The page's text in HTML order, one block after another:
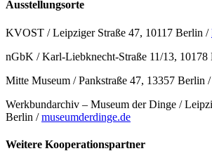
Ausstellungsorte
KVOST / Leipziger Straße 47, 10117 Berlin /
nGbK / Karl-Liebknecht-Straße 11/13, 10178
Mitte Museum / Pankstraße 47, 13357 Berlin /
Werkbundarchiv – Museum der Dinge /
Berlin /museumderdinge.de
Weitere Kooperationspartner